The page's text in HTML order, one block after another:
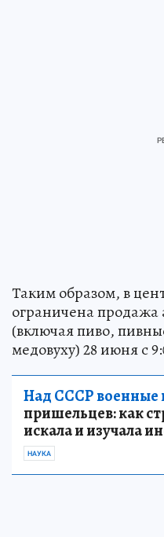
Таким образом, в
ограничена продажа
(включая пиво,
медовуху) 28 июня с
Над СССР военные
пришельцев: как
искала и изучала
НАУКА